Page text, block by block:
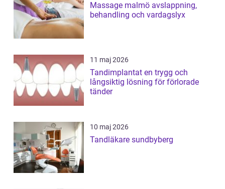
Massage malmö avslappning,
behandling och vardagslyx
11 maj 2026
Tandimplantat en trygg och
långsiktig lösning för förlorade
tänder
10 maj 2026
Tandläkare sundbyberg